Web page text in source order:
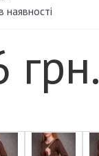
наявності
грн.